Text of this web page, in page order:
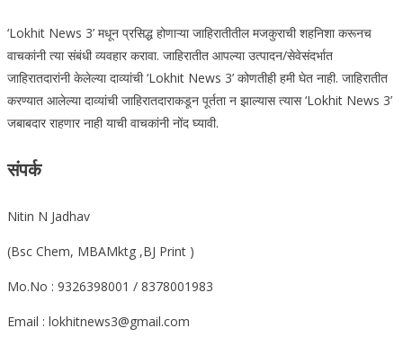
‘Lokhit News 3’ मधून प्रसिद्ध होणाऱ्या जाहिरातीतील मजकुराची शहनिशा करूनच
वाचकांनी त्या संबंधी व्यवहार करावा. जाहिरातीत आपल्या उत्पादन/सेवेसंदर्भात
जाहिरातदारांनी केलेल्या दाव्यांची ‘Lokhit News 3’ कोणतीही हमी घेत नाही. जाहिरातीत
करण्यात आलेल्या दाव्यांची जाहिरातदाराकडून पूर्तता न झाल्यास त्यास ‘Lokhit News 3’
जबाबदार राहणार नाही याची वाचकांनी नोंद घ्यावी.
संपर्क
Nitin N Jadhav
(Bsc Chem, MBAMktg ,BJ Print )
Mo.No : 9326398001 / 8378001983
Email : lokhitnews3@gmail.com